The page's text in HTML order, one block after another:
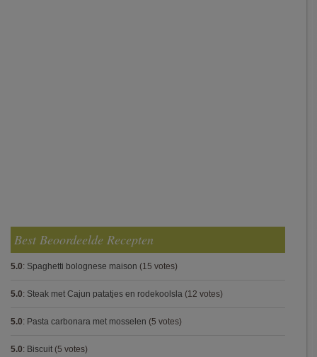
Best Beoordeelde Recepten
5.0: Spaghetti bolognese maison (15 votes)
5.0: Steak met Cajun patatjes en rodekoolsla (12 votes)
5.0: Pasta carbonara met mosselen (5 votes)
5.0: Biscuit (5 votes)